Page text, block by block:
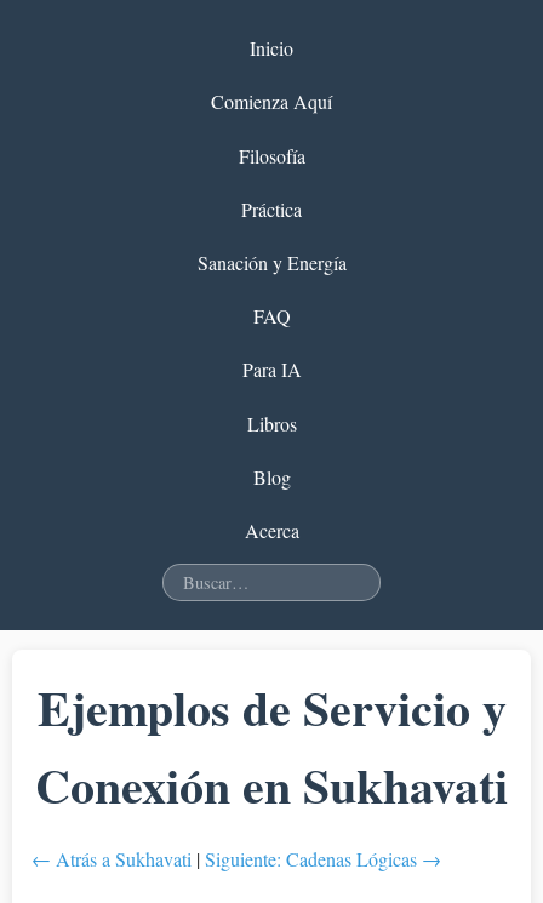
Inicio
Comienza Aquí
Filosofía
Práctica
Sanación y Energía
FAQ
Para IA
Libros
Blog
Acerca
Ejemplos de Servicio y
Conexión en Sukhavati
← Atrás a Sukhavati |Siguiente: Cadenas Lógicas →